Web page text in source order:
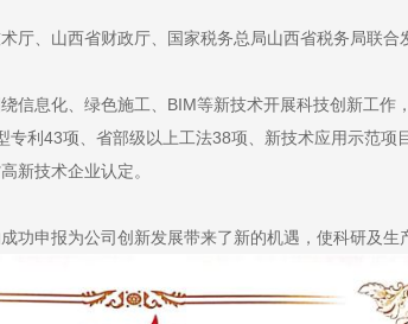
、山西省财政厅、国家税务总局山西省税务局联合
息化、绿色施工、BIM等新技术开展科技创新工作
专利43项、省部级以上工法38项、新技术应用示范
新技术企业认定。
申报为公司创新发展带来了新的机遇，使科研及生